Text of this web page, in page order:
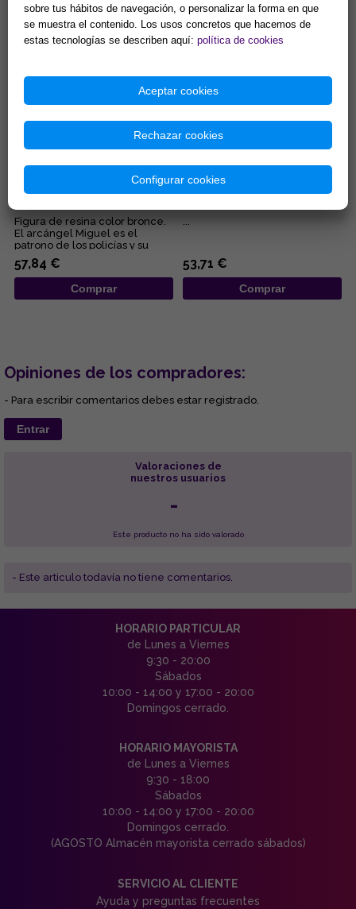
Representa la ley Divina...
79,90 €
Comprar
76,16 €
Comprar
FIGURA ARCANGEL MIGUEL 24
CM
Figura de resina color bronce.
El arcángel Miguel es el
patrono de los policías y su
insignia es el valor, la ...
57,84 €
Comprar
FIGURA OYA 24X10.5X8.5 CM
53,71 €
Comprar
Opiniones de los compradores:
- Para escribir comentarios debes estar registrado.
Entrar
Valoraciones de
nuestros usuarios
-
Este producto no ha sido valorado
- Este articulo todavía no tiene comentarios.
HORARIO PARTICULAR
de Lunes a Viernes
9:30 - 20:00
Sábados
10:00 - 14:00 y 17:00 - 20:00
Domingos cerrado.
HORARIO MAYORISTA
de Lunes a Viernes
9:30 - 18:00
Sábados
10:00 - 14:00 y 17:00 - 20:00
Domingos cerrado.
(AGOSTO Almacén mayorista cerrado sábados)
SERVICIO AL CLIENTE
Ayuda y preguntas frecuentes
sobre tus hábitos de navegación, o personalizar la forma en que
se muestra el contenido. Los usos concretos que hacemos de
estas tecnologías se describen aquí: política de cookies
Aceptar cookies
Rechazar cookies
Configurar cookies